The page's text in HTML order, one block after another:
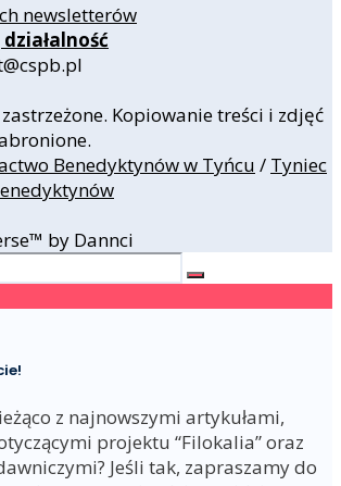
newsletterów
Kopiowanie treści i zdjęć
Benedyktynów w Tyńcu / Tyniec
by Dannci
z najnowszymi artykułami,
projektu “Filokalia” oraz
Jeśli tak, zapraszamy do